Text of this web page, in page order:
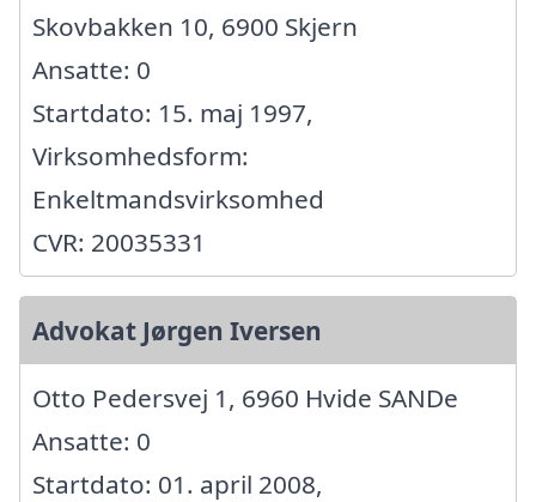
Skovbakken 10, 6900 Skjern
Ansatte: 0
Startdato: 15. maj 1997,
Virksomhedsform:
Enkeltmandsvirksomhed
CVR: 20035331
Advokat Jørgen Iversen
Otto Pedersvej 1, 6960 Hvide SANDe
Ansatte: 0
Startdato: 01. april 2008,